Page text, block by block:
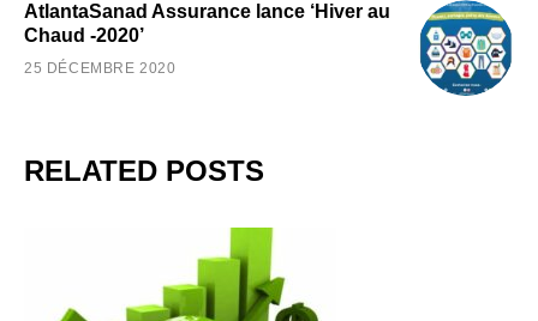
AtlantaSanad Assurance lance ‘Hiver au
Chaud -2020’
25 DÉCEMBRE 2020
RELATED POSTS